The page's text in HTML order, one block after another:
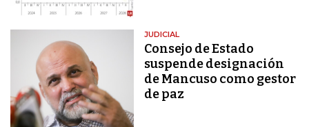
JUDICIAL
Consejo de Estado
suspende designación
de Mancuso como gestor
de paz